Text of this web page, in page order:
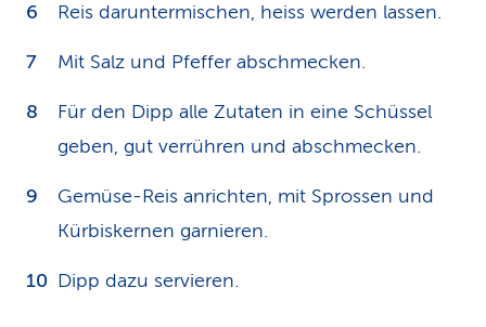
Reis daruntermischen, heiss werden lassen.
Mit Salz und Pfeffer abschmecken.
Für den Dipp alle Zutaten in eine Schüssel
geben, gut verrühren und abschmecken.
Gemüse-Reis anrichten, mit Sprossen und
Kürbiskernen garnieren.
Dipp dazu servieren.